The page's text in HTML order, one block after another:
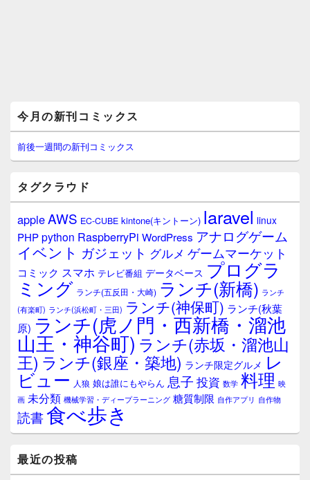
イ
ン
サ
イ
ウ
ィ
ジ
ェ
ア
今月の新刊コミックス
前後一週間の新刊コミックス
タグクラウド
appleAWS EC-CUBE kintone(キントーン) laravel linux
PHPpython RaspberryPi WordPress アナログゲーム
イベント ガジェット グルメ ゲームマーケット
コミック スマホ テレビ番組 データベース プログラ
ミング ランチ(五反田・大崎) ランチ(新橋) ランチ
(有楽町) ランチ(浜松町・三田) ランチ(神保町) ランチ(秋葉
原) ランチ(虎ノ門・西新橋・溜池
山王・神谷町) ランチ(赤坂・溜池山
王) ランチ(銀座・築地) ランチ限定グルメ レ
ビュー 人狼 娘は誰にもやらん 息子 投資 数学 料理 映
画 未分類 機械学習・ディープラーニング 糖質制限 自作アプリ 自作物
読書食べ歩き
最近の投稿